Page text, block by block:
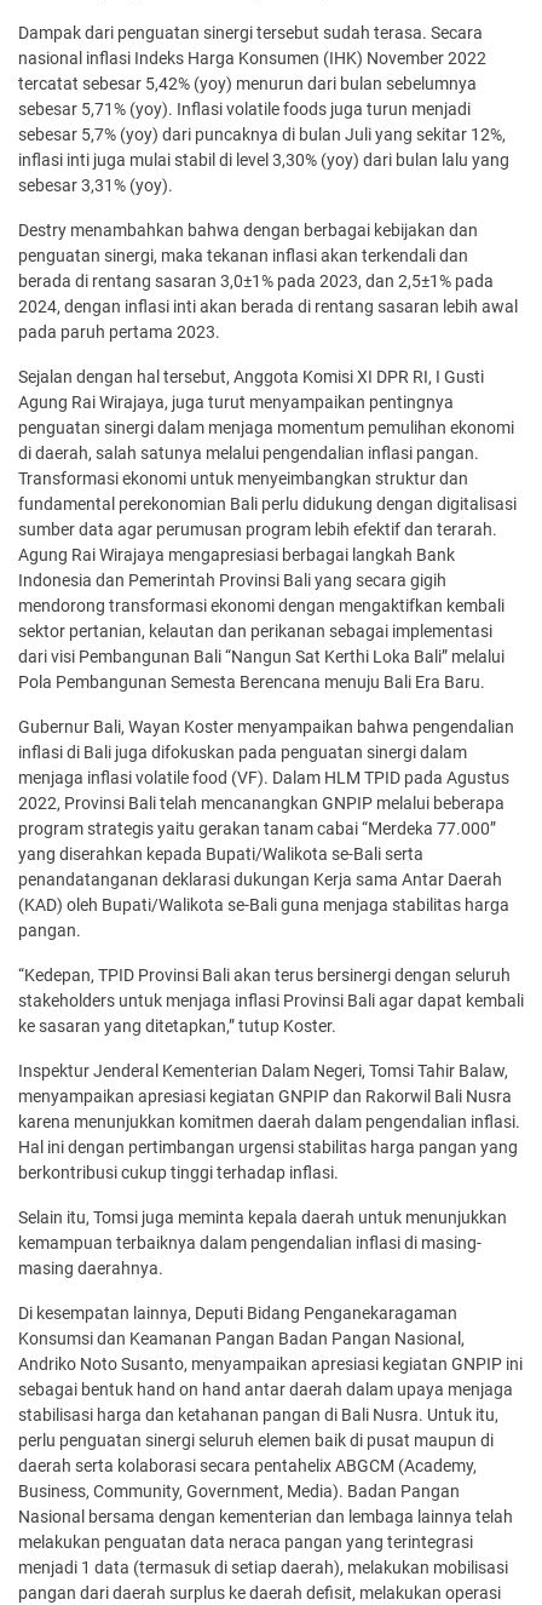
Dampak dari penguatan sinergi tersebut sudah terasa. Secara
nasional inflasi Indeks Harga Konsumen (IHK) November 2022
tercatat sebesar 5,42% (yoy) menurun dari bulan sebelumnya
sebesar 5,71% (yoy). Inflasi volatile foods juga turun menjadi
sebesar 5,7% (yoy) dari puncaknya di bulan Juli yang sekitar 12%,
inflasi inti juga mulai stabil di level 3,30% (yoy) dari bulan lalu yang
sebesar 3,31% (yoy).
Destry menambahkan bahwa dengan berbagai kebijakan dan
penguatan sinergi, maka tekanan inflasi akan terkendali dan
berada di rentang sasaran 3,0±1% pada 2023, dan 2,5±1% pada
2024, dengan inflasi inti akan berada di rentang sasaran lebih awal
pada paruh pertama 2023.
Sejalan dengan hal tersebut, Anggota Komisi XI DPR RI, I Gusti
Agung Rai Wirajaya, juga turut menyampaikan pentingnya
penguatan sinergi dalam menjaga momentum pemulihan ekonomi
di daerah, salah satunya melalui pengendalian inflasi pangan.
Transformasi ekonomi untuk menyeimbangkan struktur dan
fundamental perekonomian Bali perlu didukung dengan digitalisasi
sumber data agar perumusan program lebih efektif dan terarah.
Agung Rai Wirajaya mengapresiasi berbagai langkah Bank
Indonesia dan Pemerintah Provinsi Bali yang secara gigih
mendorong transformasi ekonomi dengan mengaktifkan kembali
sektor pertanian, kelautan dan perikanan sebagai implementasi
dari visi Pembangunan Bali “Nangun Sat Kerthi Loka Bali” melalui
Pola Pembangunan Semesta Berencana menuju Bali Era Baru.
Gubernur Bali, Wayan Koster menyampaikan bahwa pengendalian
inflasi di Bali juga difokuskan pada penguatan sinergi dalam
menjaga inflasi volatile food (VF). Dalam HLM TPID pada Agustus
2022, Provinsi Bali telah mencanangkan GNPIP melalui beberapa
program strategis yaitu gerakan tanam cabai “Merdeka 77.000”
yang diserahkan kepada Bupati/Walikota se-Bali serta
penandatanganan deklarasi dukungan Kerja sama Antar Daerah
(KAD) oleh Bupati/Walikota se-Bali guna menjaga stabilitas harga
pangan.
“Kedepan, TPID Provinsi Bali akan terus bersinergi dengan seluruh
stakeholders untuk menjaga inflasi Provinsi Bali agar dapat kembali
ke sasaran yang ditetapkan,” tutup Koster.
Inspektur Jenderal Kementerian Dalam Negeri, Tomsi Tahir Balaw,
menyampaikan apresiasi kegiatan GNPIP dan Rakorwil Bali Nusra
karena menunjukkan komitmen daerah dalam pengendalian inflasi.
Hal ini dengan pertimbangan urgensi stabilitas harga pangan yang
berkontribusi cukup tinggi terhadap inflasi.
Selain itu, Tomsi juga meminta kepala daerah untuk menunjukkan
kemampuan terbaiknya dalam pengendalian inflasi di masing-
masing daerahnya.
Di kesempatan lainnya, Deputi Bidang Penganekaragaman
Konsumsi dan Keamanan Pangan Badan Pangan Nasional,
Andriko Noto Susanto, menyampaikan apresiasi kegiatan GNPIP ini
sebagai bentuk hand on hand antar daerah dalam upaya menjaga
stabilisasi harga dan ketahanan pangan di Bali Nusra. Untuk itu,
perlu penguatan sinergi seluruh elemen baik di pusat maupun di
daerah serta kolaborasi secara pentahelix ABGCM (Academy,
Business, Community, Government, Media). Badan Pangan
Nasional bersama dengan kementerian dan lembaga lainnya telah
melakukan penguatan data neraca pangan yang terintegrasi
menjadi 1 data (termasuk di setiap daerah), melakukan mobilisasi
pangan dari daerah surplus ke daerah defisit, melakukan operasi